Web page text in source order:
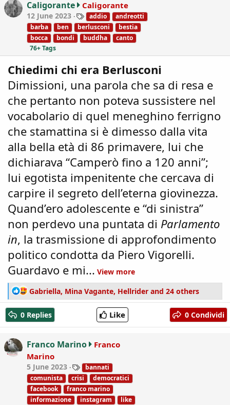
n Caligorante Caligorante
12 June 2023
T
a
g
s
addio
andreotti
barba
ben berlusconi
bestia
bocca
bondi buddha
canto
76+ Tags
Chiedimi chi era Berlusconi
Dimissioni, una parola che sa di resa e
che pertanto non poteva sussistere nel
vocabolario di quel meneghino ferrigno
che stamattina si è dimesso dalla vita
alla bella età di 86 primavere, lui che
dichiarava “Camperò fino a 120 anni”;
lui egotista impenitente che cercava di
carpire il segreto dell’eterna giovinezza.
Quand’ero adolescente e “di sinistra”
non perdevo una puntata di Parlamento
in, la trasmissione di approfondimento
politico condotta da Piero Vigorelli.
Guardavo e mi... View more
R
e
a
c
t
i
o
n
s
:
Gabriella, Mina Vagante, Hellrider and 24 others
0 Replies Like 0 Condividi
Franco Marino
Franco
Marino
5 June 2023
T
a
g
s
bannati
comunista
crisi
democratici
facebook
franco marino
informazione
instagram
like